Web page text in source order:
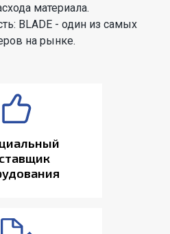
материала.
BLADE - один из самых
на рынке.